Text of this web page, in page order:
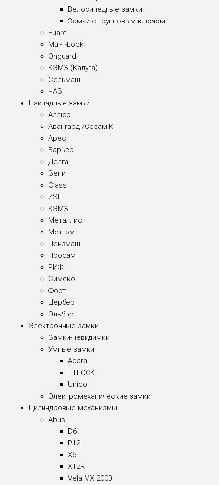
Велосипедные замки
Замки с групповым ключом
Fuaro
Mul-T-Lock
Onguard
КЭМЗ (Калуга)
Сельмаш
ЧАЗ
Накладные замки
Аллюр
Авангард /Сезам-К
Арес
Барьер
Делга
Зенит
Class
ZSI
КЭМЗ
Металлист
Меттэм
Пензмаш
Просам
РИФ
Симеко
Форт
Цербер
Эльбор
Электронные замки
Замки-невидимки
Умные замки
Aqara
TTLOCK
Unicor
Электромеханические замки
Цилиндровые механизмы
Abus
D6
P12
X6
X12R
Vela MX 2000